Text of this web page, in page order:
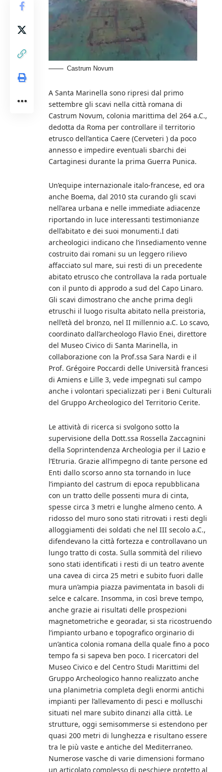
Castrum Novum
A Santa Marinella sono ripresi dal primo
settembre gli scavi nella città romana di
Castrum Novum, colonia marittima del 264 a.C.,
dedotta da Roma per controllare il territorio
etrusco dell’antica Caere (Cerveteri ) da poco
annesso e impedire eventuali sbarchi dei
Cartaginesi durante la prima Guerra Punica.
Un’equipe internazionale italo-francese, ed ora
anche Boema, dal 2010 sta curando gli scavi
nell’area urbana e nelle immediate adiacenze
riportando in luce interessanti testimonianze
dell’abitato e dei suoi monumenti.I dati
archeologici indicano che l’insediamento venne
costruito dai romani su un leggero rilievo
affacciato sul mare, sui resti di un precedente
abitato etrusco che controllava la rada portuale
con il punto di approdo a sud del Capo Linaro.
Gli scavi dimostrano che anche prima degli
etruschi il luogo risulta abitato nella preistoria,
nell’età del bronzo, nel II millennio a.C. Lo scavo,
coordinato dall’archeologo Flavio Enei, direttore
del Museo Civico di Santa Marinella, in
collaborazione con la Prof.ssa Sara Nardi e il
Prof. Grégoire Poccardi delle Università francesi
di Amiens e Lille 3, vede impegnati sul campo
anche i volontari specializzati per i Beni Culturali
del Gruppo Archeologico del Territorio Cerite.
Le attività di ricerca si svolgono sotto la
supervisione della Dott.ssa Rossella Zaccagnini
della Soprintendenza Archeologia per il Lazio e
l’Etruria. Grazie all’impegno di tante persone ed
Enti dallo scorso anno sta tornando in luce
l’impianto del castrum di epoca repubblicana
con un tratto delle possenti mura di cinta,
spesse circa 3 metri e lunghe almeno cento. A
ridosso del muro sono stati ritrovati i resti degli
alloggiamenti dei soldati che nel III secolo a.C.,
difendevano la città fortezza e controllavano un
lungo tratto di costa. Sulla sommità del rilievo
sono stati identificati i resti di un teatro avente
una cavea di circa 25 metri e subito fuori dalle
mura un’ampia piazza pavimentata in basoli di
selce e calcare. Insomma, in così breve tempo,
anche grazie ai risultati delle prospezioni
magnetometriche e georadar, si sta ricostruendo
l’impianto urbano e topografico orginario di
un’antica colonia romana della quale fino a poco
tempo fa si sapeva ben poco. I ricercatori del
Museo Civico e del Centro Studi Marittimi del
Gruppo Archeologico hanno realizzato anche
una planimetria completa degli enormi antichi
impianti per l’allevamento di pesci e molluschi
situati nel mare subito dinanzi alla città. Le
strutture, oggi semisommerse si estendono per
quasi 200 metri di lunghezza e risultano essere
tra le più vaste e antiche del Mediterraneo.
Numerose vasche di varie dimensioni formano
un articolato complesso di peschiere protetto al